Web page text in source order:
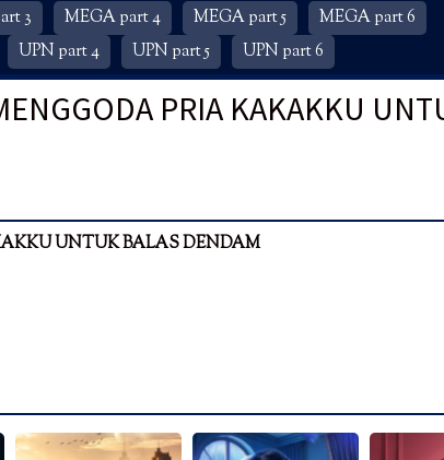
3 MEGA part 4 MEGA part 5
MEGA part 6
UPN part 4 UPN part 5 UPN part 6
PRIA KAKAKKU
UNTUK BALAS DENDAM